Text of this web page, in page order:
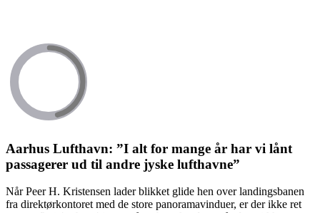
Aarhus Lufthavn: ”I alt for mange år har vi lånt
passagerer ud til andre jyske lufthavne”
Når Peer H. Kristensen lader blikket glide hen over landingsbanen
fra direktørkontoret med de store panoramavinduer, er der ikke ret